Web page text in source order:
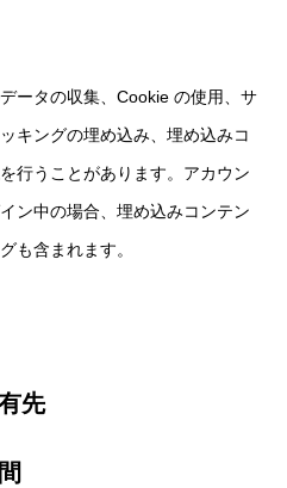
ータの収集、Cookie の使用、サ
キングの埋め込み、埋め込みコ
行うことがあります。アカウン
ン中の場合、埋め込みコンテン
も含まれます。
先